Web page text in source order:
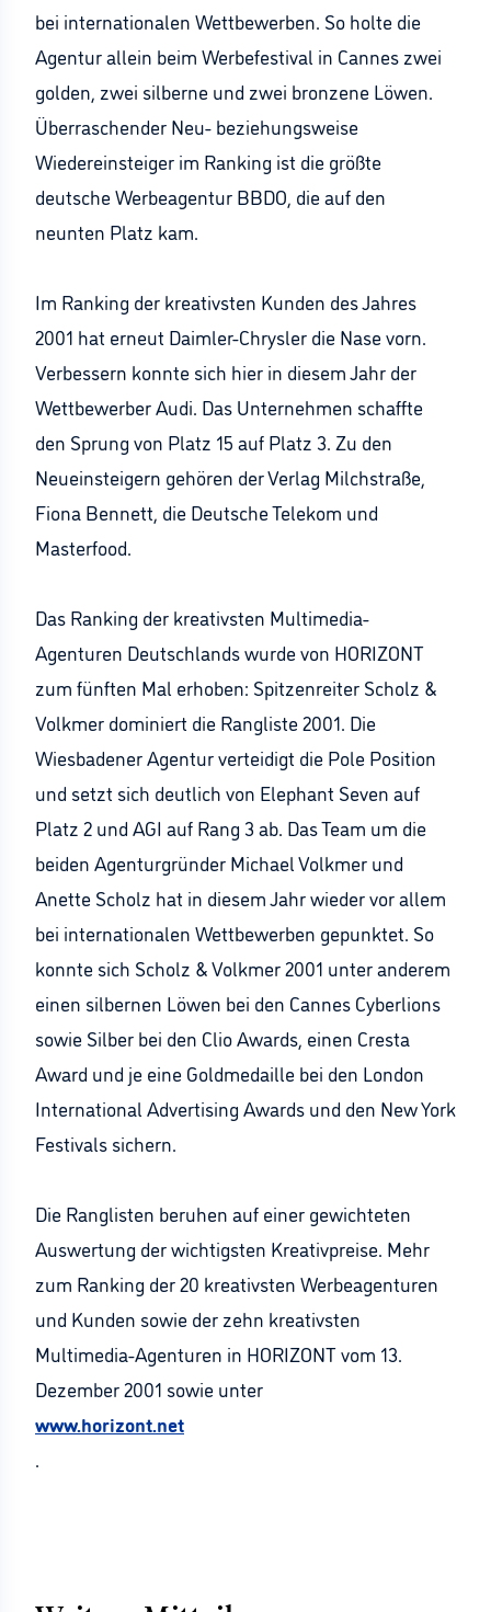
bei internationalen Wettbewerben. So holte die
Agentur allein beim Werbefestival in Cannes zwei
golden, zwei silberne und zwei bronzene Löwen.
Überraschender Neu- beziehungsweise
Wiedereinsteiger im Ranking ist die größte
deutsche Werbeagentur BBDO, die auf den
neunten Platz kam.
Im Ranking der kreativsten Kunden des Jahres
2001 hat erneut Daimler-Chrysler die Nase vorn.
Verbessern konnte sich hier in diesem Jahr der
Wettbewerber Audi. Das Unternehmen schaffte
den Sprung von Platz 15 auf Platz 3. Zu den
Neueinsteigern gehören der Verlag Milchstraße,
Fiona Bennett, die Deutsche Telekom und
Masterfood.
Das Ranking der kreativsten Multimedia-
Agenturen Deutschlands wurde von HORIZONT
zum fünften Mal erhoben: Spitzenreiter Scholz &
Volkmer dominiert die Rangliste 2001. Die
Wiesbadener Agentur verteidigt die Pole Position
und setzt sich deutlich von Elephant Seven auf
Platz 2 und AGI auf Rang 3 ab. Das Team um die
beiden Agenturgründer Michael Volkmer und
Anette Scholz hat in diesem Jahr wieder vor allem
bei internationalen Wettbewerben gepunktet. So
konnte sich Scholz & Volkmer 2001 unter anderem
einen silbernen Löwen bei den Cannes Cyberlions
sowie Silber bei den Clio Awards, einen Cresta
Award und je eine Goldmedaille bei den London
International Advertising Awards und den New York
Festivals sichern.
Die Ranglisten beruhen auf einer gewichteten
Auswertung der wichtigsten Kreativpreise. Mehr
zum Ranking der 20 kreativsten Werbeagenturen
und Kunden sowie der zehn kreativsten
Multimedia-Agenturen in HORIZONT vom 13.
Dezember 2001 sowie unter
www.horizont.net
.